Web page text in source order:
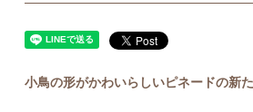
小鳥の形がかわいらしいピネードの新